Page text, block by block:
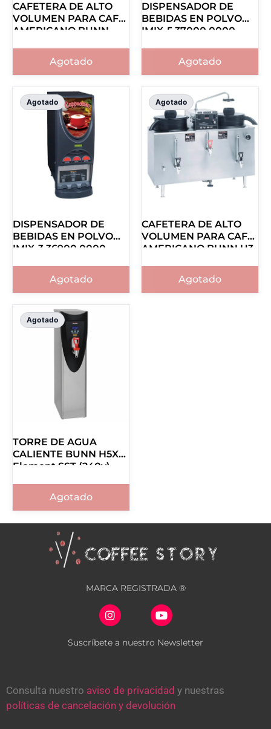
CAFETERA DE ALTO
VOLUMEN PARA CAFÉ
AMERICANO BUNN
Agotado
DISPENSADOR DE
BEBIDAS EN POLVO
IMIX-5 37000.0000
Agotado
Agotado
DISPENSADOR DE
BEBIDAS EN POLVO
IMIX-3 36900.0000
Agotado
Agotado
CAFETERA DE ALTO
VOLUMEN PARA CAFÉ
AMERICANO BUNN U3
Agotado
Agotado
TORRE DE AGUA
CALIENTE BUNN H5X
Element SST (240v)
Agotado
MARCA REGISTRADA ®
Suscríbete a nuestro Newsletter
Consulta nuestro aviso de privacidad y nuestras
políticas de cancelación y devolución